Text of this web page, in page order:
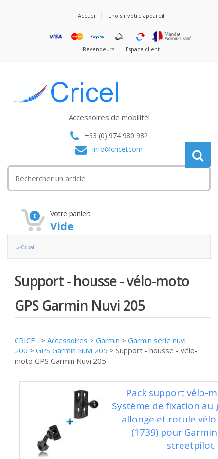
Accueil Choisir votre appareil
Revendeurs Espace client
Accessoires de mobilité!
+33 (0) 974 980 982
info@cricel.com
0 Votre panier:
Vide
Support - housse - vélo-moto
GPS Garmin Nuvi 205
CRICEL > Accessoires > Garmin > Garmin série nuvi
200 > GPS Garmin Nuvi 205 > Support - housse - vélo-
moto GPS Garmin Nuvi 205
Pack support vélo-
Système de fixation au
allonge et rotule
(1739) pour
streetpilot